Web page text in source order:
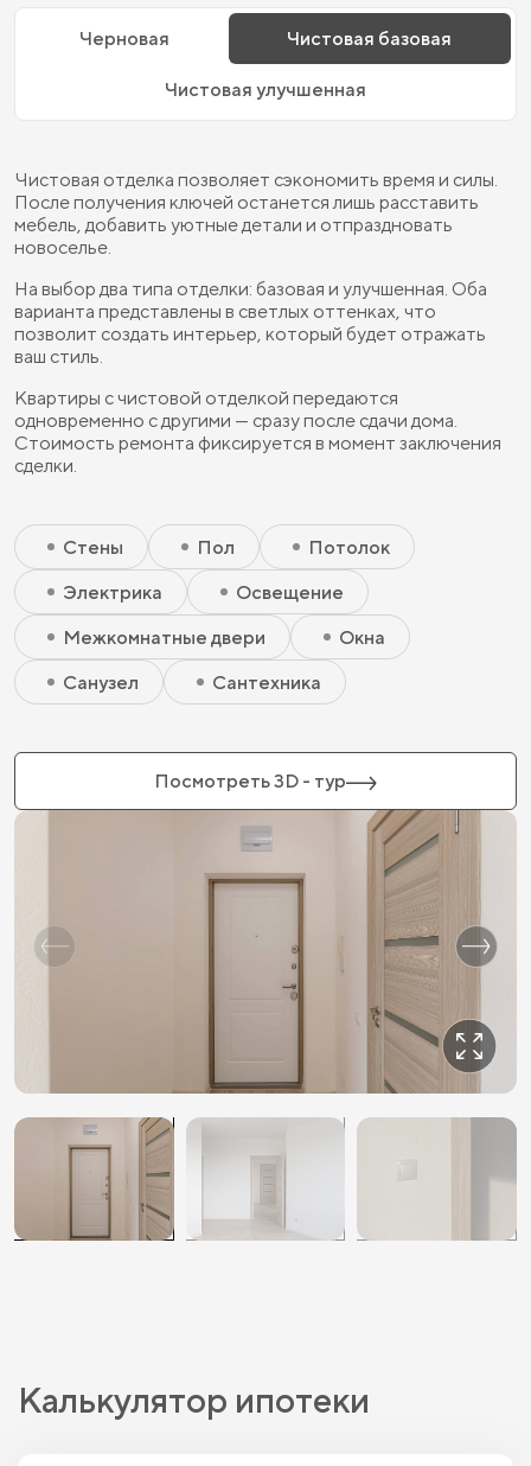
Черновая Чистовая базовая
Чистовая улучшенная
Чистовая отделка позволяет сэкономить время и силы.
После получения ключей останется лишь расставить
мебель, добавить уютные детали и отпраздновать
новоселье.
На выбор два типа отделки: базовая и улучшенная. Оба
варианта представлены в светлых оттенках, что
позволит создать интерьер, который будет отражать
ваш стиль.
Квартиры с чистовой отделкой передаются
одновременно с другими — сразу после сдачи дома.
Стоимость ремонта фиксируется в момент заключения
сделки.
Скрытый элемент 2 - Чистовая базовая
Скрытый элемент 1 - Чистовая базовая
Стены
Пол
Потолок
Электрика
Освещение
Межкомнатные двери
Окна
Санузел
Сантехника
Посмотреть 3D - тур
Калькулятор ипотеки